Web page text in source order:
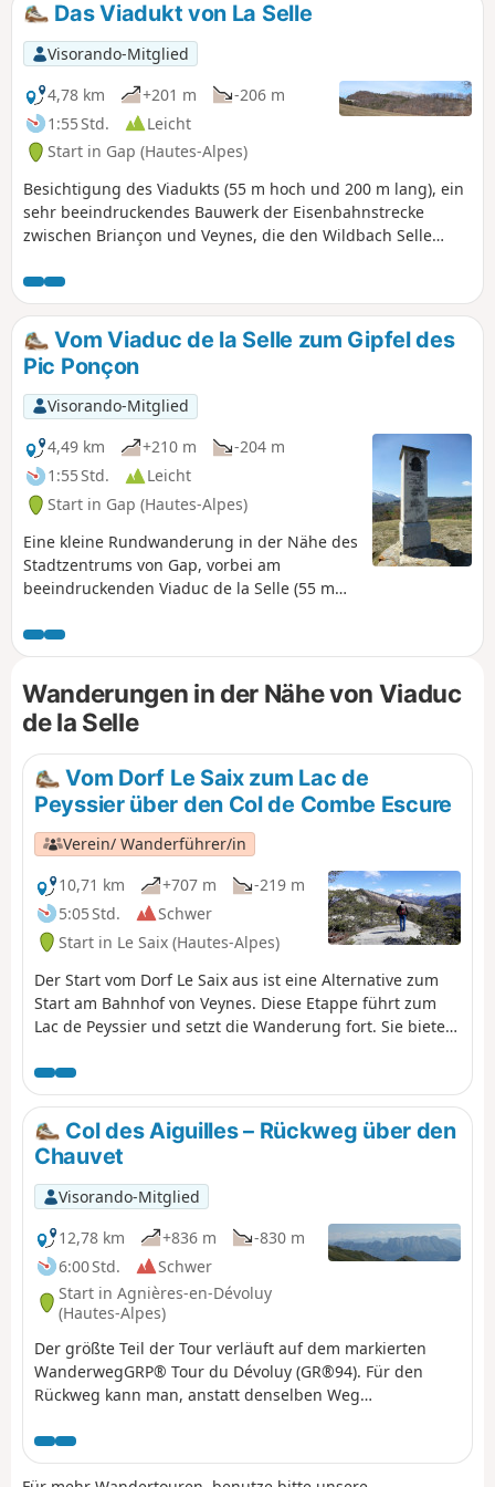
Das Viadukt von La Selle
Visorando-Mitglied
4,78 km
+201 m
-206 m
1:55 Std.
Leicht
Start in Gap (Hautes-Alpes)
Besichtigung des Viadukts (55 m hoch und 200 m lang), ein
sehr beeindruckendes Bauwerk der Eisenbahnstrecke
zwischen Briançon und Veynes, die den Wildbach Selle
Gap entfernt, mit einer Orientierungstafel, die das gesamte
Gapençais überblickt.
Vom Viaduc de la Selle zum Gipfel des
Pic Ponçon
Visorando-Mitglied
4,49 km
+210 m
-204 m
1:55 Std.
Leicht
Start in Gap (Hautes-Alpes)
Eine kleine Rundwanderung in der Nähe des
Stadtzentrums von Gap, vorbei am
beeindruckenden Viaduc de la Selle (55 m
der Eisenbahnlinie zwischen Briançon und
Veynes, und dann am Oratorium der Familie
Aurouze auf dem kleinen Berg Pic Ponçon.
Dieser Aussichtspunkt bietet einen
wunderschönen Panoramablick auf die
Berge von Gap und darüber hinaus: Céüze,
Bure, Charance, Chaillol, Le Sirac, Les
Autanes, Chabrières bis hin zum Morgon
und den Alpes de Haute-Provence.
Wanderungen in der Nähe von Viaduc
de la Selle
Vom Dorf Le Saix zum Lac de
Peyssier über den Col de Combe Escure
Verein/ Wanderführer/in
10,71 km
+707 m
-219 m
5:05 Std.
Schwer
Start in Le Saix (Hautes-Alpes)
Der Start vom Dorf Le Saix aus ist eine Alternative zum
Start am Bahnhof von Veynes. Diese Etappe führt zum
Lac de Peyssier und setzt die Wanderung fort. Sie bietet
atemberaubender Blick auf die Gouravour-Schlucht,
einzigartige Ausblicke auf das Buëch-Tal und das
Dévoluy-Massiv, Durchquerung des ehemaligen Weilers
La Péguière, Erkundung der Abtei von Clausonne und
Überquerung des Peyssier-Plateaus. Einfachere Variante,
um über die Forststraße vom Dorf Le Saix aus über die
Gouravour-Schlucht zum Lac de Peyssier zu gelangen: 1
Stunde Aufstieg bis zur Abtei von Clausonne.
Col des Aiguilles – Rückweg über den
Chauvet
Visorando-Mitglied
12,78 km
+836 m
-830 m
6:00 Std.
Schwer
Start in Agnières-en-Dévoluy
(Hautes-Alpes)
Der größte Teil der Tour verläuft auf dem markierten
WanderwegGRP® Tour du Dévoluy (GR®94). Für den
Rückweg kann man, anstatt denselben Weg
den kleinen Gebirgspass und den Charvet zurückkehren.
Diese Route verläuft abseits der Wege. Diese Variante